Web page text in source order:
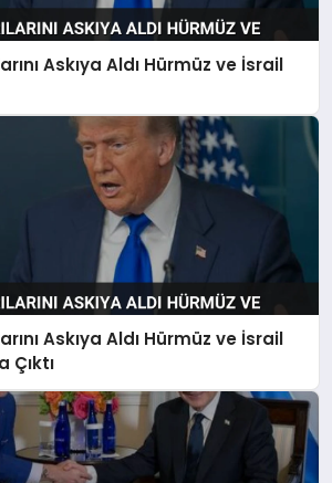
Askıya Aldı Hürmüz ve İsrail
Askıya Aldı Hürmüz ve İsrail
Çıktı